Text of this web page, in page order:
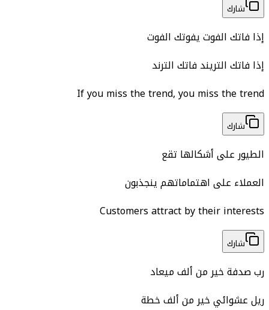
شارك
إذا فاتك الفوت يفوتك الفوت
إذا فاتك التريند فاتك الترند
If you miss the trend, you miss the trend
شارك
الطيور على أشكالها تقع
العملاء على اهتماماتهم ينجذبون
Customers attract by their interests
شارك
رب صدفة خير من ألف ميعاد
ريل عشوائي خير من ألف خطة